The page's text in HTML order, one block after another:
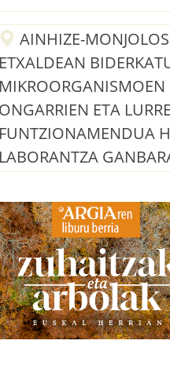
AINHIZE-
ETXALDEAN
MIKROORGANISMOEN
ONGARRIEN ETA
FUNTZIONAMENDUA
LABORANTZA